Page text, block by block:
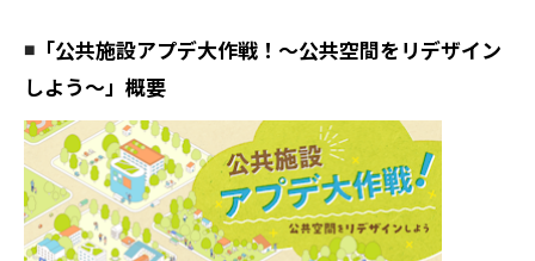
◾️ 「公共施設アプデ大作戦！～公共空間をリデザイン
しよう～」概要